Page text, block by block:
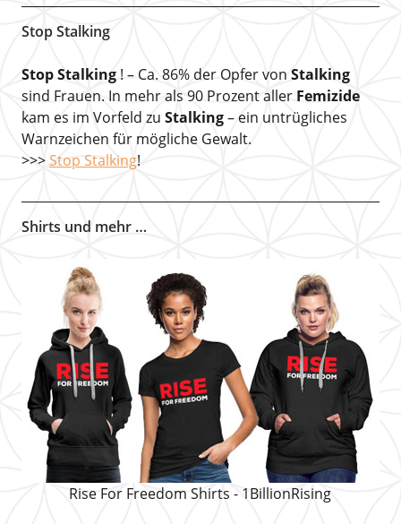
Stop Stalking
Stop Stalking! – Ca. 86% der Opfer von Stalking
sind Frauen. In mehr als 90 Prozent aller Femizide
kam es im Vorfeld zu Stalking– ein untrügliches
Warnzeichen für mögliche Gewalt.
>>>Stop Stalking!
Shirts und mehr …
Rise For Freedom Shirts - 1BillionRising